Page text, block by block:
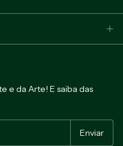
e da Arte! E saiba das